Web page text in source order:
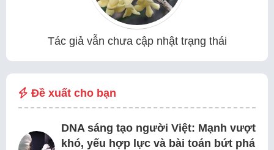
Tác giả vẫn chưa cập nhật trạng thái
Đề xuất cho bạn
DNA sáng tạo người Việt: Mạnh vượt
khó, yếu hợp lực và bài toán bứt phá